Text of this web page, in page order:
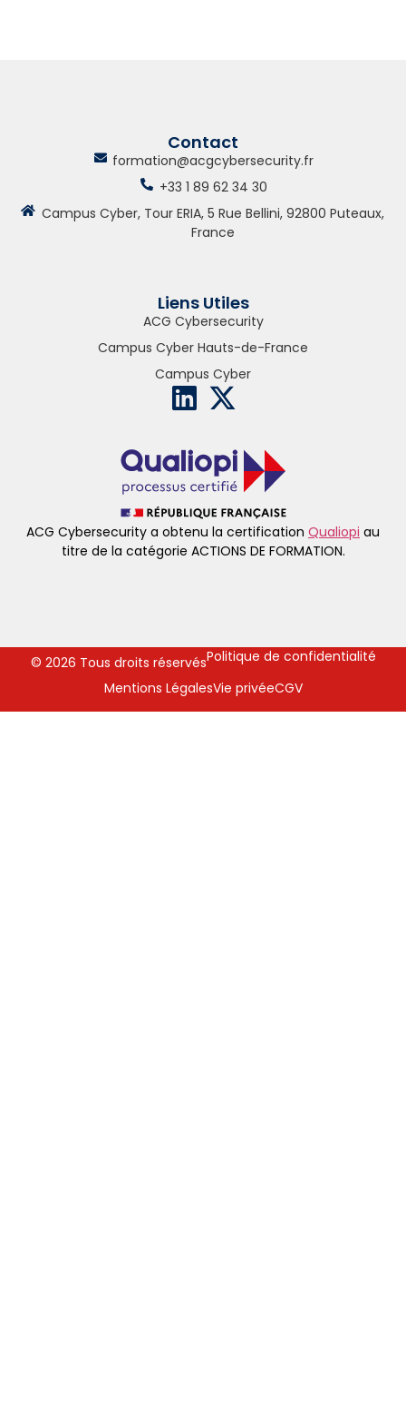
ACG Cybersecurity a obtenu la certification Qualiopi au
titre de la catégorie ACTIONS DE FORMATION.
Liens Utiles
ACG Cybersecurity
Campus Cyber Hauts-de-France
Campus Cyber
Contact
formation@acgcybersecurity.fr
+33 1 89 62 34 30
Campus Cyber, Tour ERIA, 5 Rue Bellini, 92800 Puteaux,
France
© 2026 Tous droits réservés
CGV
Politique de confidentialité
Mentions LégalesVie privée